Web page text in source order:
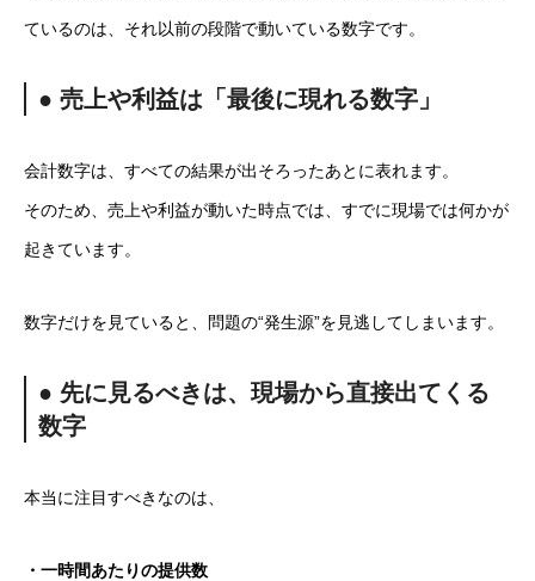
ているのは、それ以前の段階で動いている数字です。
● 売上や利益は「最後に現れる数字」
会計数字は、すべての結果が出そろったあとに表れます。
そのため、売上や利益が動いた時点では、すでに現場では何かが
起きています。
数字だけを見ていると、問題の“発生源”を見逃してしまいます。
● 先に見るべきは、現場から直接出てくる
数字
本当に注目すべきなのは、
・一時間あたりの提供数